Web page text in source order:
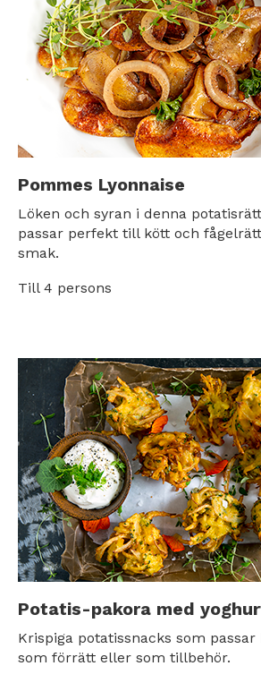
Pommes Lyonnaise
Löken och syran i denna
passar perfekt till kött och
smak.
Till 4 persons
Potatis-pakora med
Krispiga potatissnacks som
som förrätt eller som tillbehör.